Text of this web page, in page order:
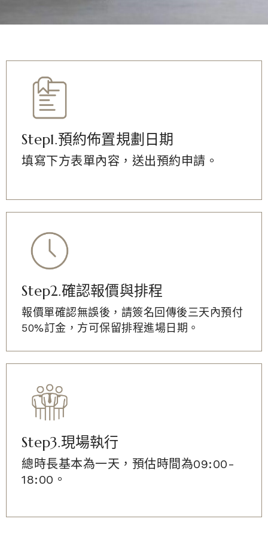
Step1.預約佈置規劃日期
填寫下方表單內容，送出預約申請。
Step2.確認報價與排程
報價單確認無誤後，請簽名回傳後三天內預付
50%訂金，方可保留排程進場日期。
Step3.現場執行
總時長基本為一天，預估時間為09:00-
18:00。